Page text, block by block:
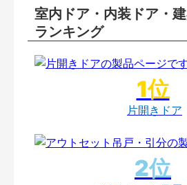
室内ドア・内装ドア・
ランキング
片開きドア